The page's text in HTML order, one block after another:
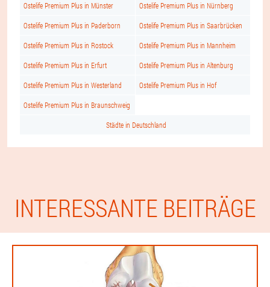
Ostelife Premium Plus in Münster Ostelife Premium Plus in Nürnberg
Ostelife Premium Plus in Paderborn Ostelife Premium Plus in Saarbrücken
Ostelife Premium Plus in Rostock Ostelife Premium Plus in Mannheim
Ostelife Premium Plus in Erfurt Ostelife Premium Plus in Altenburg
Ostelife Premium Plus in Westerland Ostelife Premium Plus in Hof
Ostelife Premium Plus in Braunschweig
Städte in Deutschland
INTERESSANTE BEITRÄGE